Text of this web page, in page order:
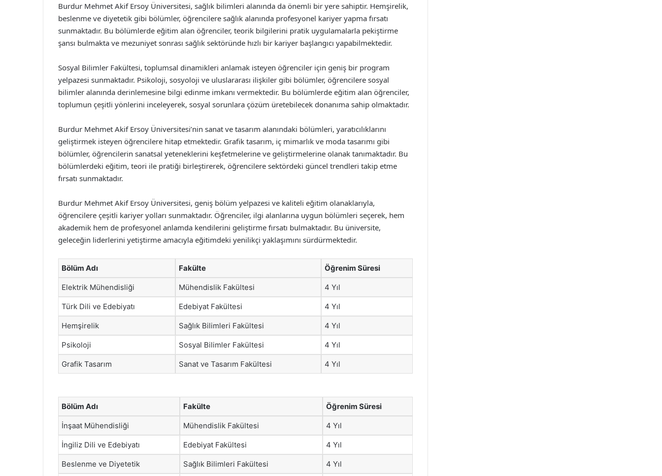
Burdur Mehmet Akif Ersoy Üniversitesi, sağlık bilimleri alanında da önemli bir yere sahiptir. Hemşirelik,
beslenme ve diyetetik gibi bölümler, öğrencilere sağlık alanında profesyonel kariyer yapma fırsatı
sunmaktadır. Bu bölümlerde eğitim alan öğrenciler, teorik bilgilerini pratik uygulamalarla pekiştirme
şansı bulmakta ve mezuniyet sonrası sağlık sektöründe hızlı bir kariyer başlangıcı yapabilmektedir.
Sosyal Bilimler Fakültesi, toplumsal dinamikleri anlamak isteyen öğrenciler için geniş bir program
yelpazesi sunmaktadır. Psikoloji, sosyoloji ve uluslararası ilişkiler gibi bölümler, öğrencilere sosyal
bilimler alanında derinlemesine bilgi edinme imkanı vermektedir. Bu bölümlerde eğitim alan öğrenciler,
toplumun çeşitli yönlerini inceleyerek, sosyal sorunlara çözüm üretebilecek donanıma sahip olmaktadır.
Burdur Mehmet Akif Ersoy Üniversitesi’nin sanat ve tasarım alanındaki bölümleri, yaratıcılıklarını
geliştirmek isteyen öğrencilere hitap etmektedir. Grafik tasarım, iç mimarlık ve moda tasarımı gibi
bölümler, öğrencilerin sanatsal yeteneklerini keşfetmelerine ve geliştirmelerine olanak tanımaktadır. Bu
bölümlerdeki eğitim, teori ile pratiği birleştirerek, öğrencilere sektördeki güncel trendleri takip etme
fırsatı sunmaktadır.
Burdur Mehmet Akif Ersoy Üniversitesi, geniş bölüm yelpazesi ve kaliteli eğitim olanaklarıyla,
öğrencilere çeşitli kariyer yolları sunmaktadır. Öğrenciler, ilgi alanlarına uygun bölümleri seçerek, hem
akademik hem de profesyonel anlamda kendilerini geliştirme fırsatı bulmaktadır. Bu üniversite,
geleceğin liderlerini yetiştirme amacıyla eğitimdeki yenilikçi yaklaşımını sürdürmektedir.
Bölüm Adı Fakülte Öğrenim Süresi
Elektrik Mühendisliği Mühendislik Fakültesi 4 Yıl
Türk Dili ve Edebiyatı Edebiyat Fakültesi 4 Yıl
Hemşirelik Sağlık Bilimleri Fakültesi 4 Yıl
Psikoloji Sosyal Bilimler Fakültesi 4 Yıl
Grafik Tasarım Sanat ve Tasarım Fakültesi 4 Yıl
Bölüm Adı Fakülte Öğrenim Süresi
İnşaat Mühendisliği Mühendislik Fakültesi 4 Yıl
İngiliz Dili ve Edebiyatı Edebiyat Fakültesi 4 Yıl
Beslenme ve Diyetetik Sağlık Bilimleri Fakültesi 4 Yıl